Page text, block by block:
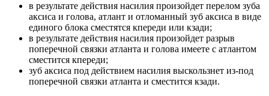
в результате действия насилия произойдет перелом зуба
аксиса и голова, атлант и отломанный зуб аксиса в виде
единого блока сместятся кпереди или кзади;
в результате действия насилия произойдет разрыв
поперечной связки атланта и голова имеете с атлантом
сместится кпереди;
зуб аксиса под действием насилия выскользнет из-под
поперечной связки атланта и сместится кзади.